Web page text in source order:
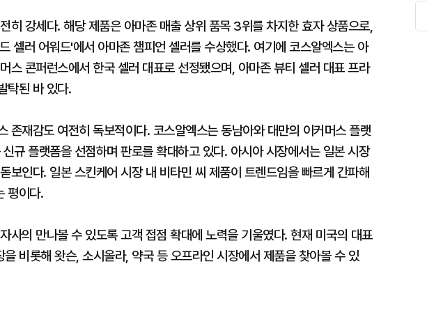
히 강세다. 해당 제품은 아마존 매출 상위 품목 3위를 차지한 효자 상품으로,
셀러 어워드'에서 아마존 챔피언 셀러를 수상했다. 여기에 코스알엑스는 아
스 콘퍼런스에서 한국 셀러 대표로 선정됐으며, 아마존 뷰티 셀러 대표 프라
탁된 바 있다.
존재감도 여전히 독보적이다. 코스알엑스는 동남아와 대만의 이커머스 플랫
규 플랫폼을 선점하며 판로를 확대하고 있다. 아시아 시장에서는 일본 시장
보인다. 일본 스킨케어 시장 내 비타민 씨 제품이 트렌드임을 빠르게 간파해
평이다.
사의 만나볼 수 있도록 고객 접점 확대에 노력을 기울였다. 현재 미국의 대표
비롯해 왓슨, 소시올라, 약국 등 오프라인 시장에서 제품을 찾아볼 수 있